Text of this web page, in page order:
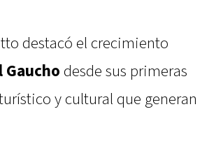
destacó el crecimiento
Gaucho desde sus primeras
y cultural que generan